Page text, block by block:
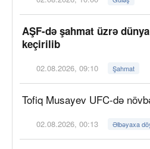
AŞF-də şahmat üzrə
keçirilib
02.08.2026, 09:10 Şahmat
Tofiq Musayev UFC-də
02.08.2026, 00:13 Əlbəyaxa